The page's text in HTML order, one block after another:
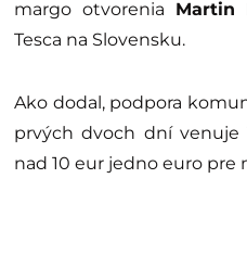
margo otvorenia Martin
Tesca na Slovensku.
Ako dodal, podpora
prvých dvoch dní venuje
nad 10 eur jedno euro pre